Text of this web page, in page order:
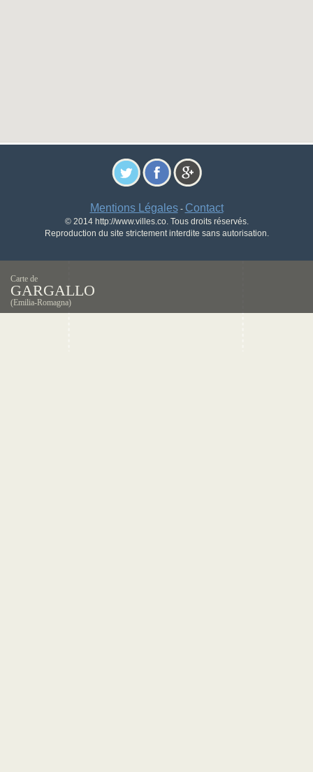
Mentions Légales- Contact
© 2014 http://www.villes.co. Tous droits réservés.
Reproduction du site strictement interdite sans autorisation.
Carte de
GARGALLO
(Emilia-Romagna)